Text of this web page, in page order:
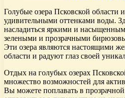
Голубые озера Псковской области
удивительными оттенками воды.
насладиться яркими и
зелеными и прозрачными
Эти озера являются настоящими
области и радуют глаз своей
Отдых на голубых озерах
множество возможностей для
Вы можете поплавать в прозрачной